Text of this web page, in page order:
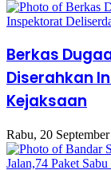
Berkas
Diserahkan
Kejaksaan
Rabu, 20